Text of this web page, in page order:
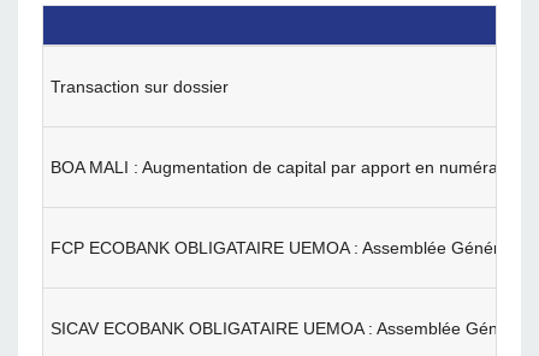
Transaction sur dossier
BOA MALI : Augmentation de capital par apport en numéraire
FCP ECOBANK OBLIGATAIRE UEMOA : Assemblée Générale
SICAV ECOBANK OBLIGATAIRE UEMOA : Assemblée Générale